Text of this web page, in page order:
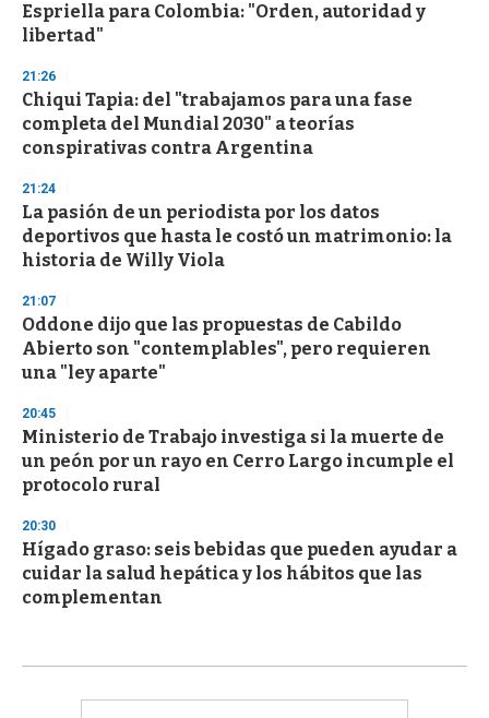
Espriella para Colombia: "Orden, autoridad y
libertad"
21:26
Chiqui Tapia: del "trabajamos para una fase
completa del Mundial 2030" a teorías
conspirativas contra Argentina
21:24
La pasión de un periodista por los datos
deportivos que hasta le costó un matrimonio: la
historia de Willy Viola
21:07
Oddone dijo que las propuestas de Cabildo
Abierto son "contemplables", pero requieren
una "ley aparte"
20:45
Ministerio de Trabajo investiga si la muerte de
un peón por un rayo en Cerro Largo incumple el
protocolo rural
20:30
Hígado graso: seis bebidas que pueden ayudar a
cuidar la salud hepática y los hábitos que las
complementan